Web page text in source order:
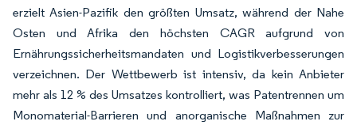
erzielt Asien-Pazifik den größten Umsatz, während der Nahe
Osten und Afrika den höchsten CAGR aufgrund von
Ernährungssicherheitsmandaten und Logistikverbesserungen
verzeichnen. Der Wettbewerb ist intensiv, da kein Anbieter
mehr als 12 % des Umsatzes kontrolliert, was Patentrennen um
Monomaterial-Barrieren und anorganische Maßnahmen zur